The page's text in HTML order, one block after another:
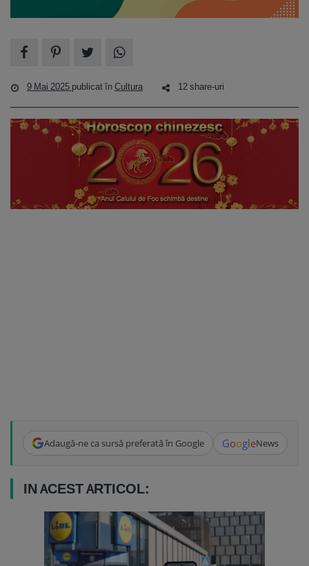
9 Mai 2025 publicat înCultura 12 share-uri
Adaugă-ne ca sursă preferată în Google GoogleNews
IN ACEST ARTICOL: